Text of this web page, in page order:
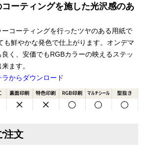
ーティングを施した光沢感のあ
コーティングを行ったツヤのある用紙で
も鮮やかな発色で仕上がります。オンデマ
く、安価でもRGBカラーの映えるステッ
ます。
からダウンロード
注文